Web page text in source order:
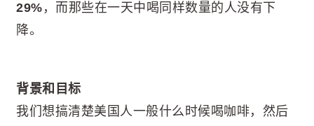
29% ，而那些在一天中喝同样数量的人没有下
降。
背景和目标
我们想搞清楚美国人一般什么时候喝咖啡，然后